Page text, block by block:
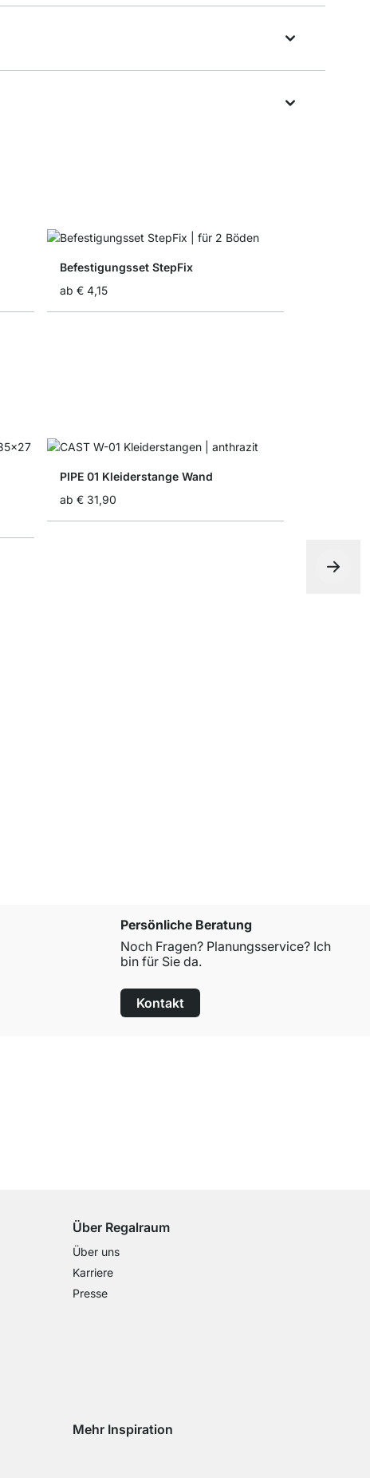
Befestigungsset StepFix
ab € 4,15
PIPE 01 Kleiderstange Wand
ab € 31,90
Persönliche Beratung
Noch Fragen? Planungsservice? Ich
bin für Sie da.
Kontakt
Über Regalraum
Über uns
Karriere
Presse
Mehr Inspiration